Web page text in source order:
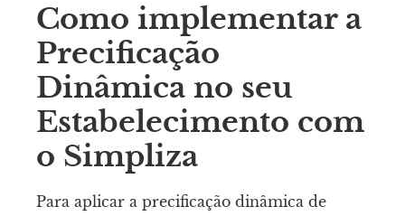
Como implementar a
Precificação
Dinâmica no seu
Estabelecimento com
o Simpliza
Para aplicar a precificação dinâmica de